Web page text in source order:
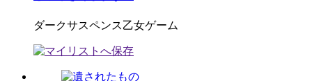
ダークサスペンス乙女ゲーム